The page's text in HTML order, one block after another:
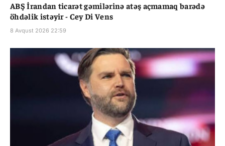
ABŞ İrandan ticarət gəmilərinə atəş açmamaq barədə
öhdəlik istəyir - Cey Di Vens
8 Avqust 2026 22:59